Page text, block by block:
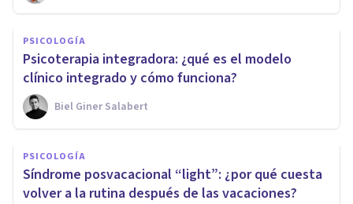
PSICOLOGÍA
Psicoterapia integradora: ¿qué es el modelo
clínico integrado y cómo funciona?
Biel Giner Salabert
PSICOLOGÍA
Síndrome posvacacional “light”: ¿por qué cuesta
volver a la rutina después de las vacaciones?